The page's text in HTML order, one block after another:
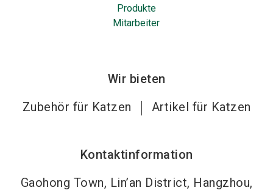
Produkte
Mitarbeiter
Wir bieten
Zubehör für Katzen
Artikel für Katzen
Kontaktinformation
Gaohong Town, Lin’an District, Hangzhou,